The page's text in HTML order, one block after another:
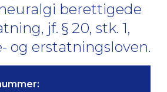
berettigede
jf. § 20, stk. 1,
og erstatningsloven.